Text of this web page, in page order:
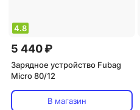
4.8
5 440 ₽
Зарядное устройство Fubag
Micro 80/12
В магазин